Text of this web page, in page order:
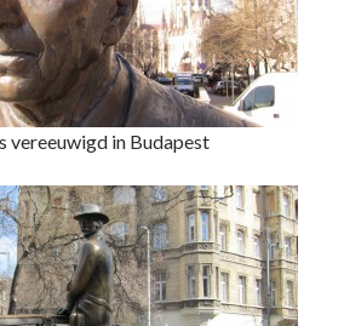
vereeuwigd in Budapest